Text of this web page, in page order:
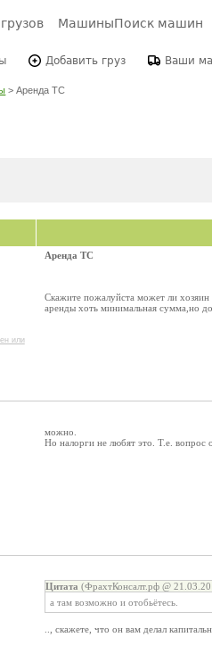
МашиныПоиск машин
Добавить груз Ваши
>Аренда ТС
или
Аренда ТС
Скажите пожалуйста может ли
аренды хоть минимальная сумма,но
можно.
Но налорги не любят это. Т.е. вопрос
Цитата (ФрахтКонсалт.рф @
а там возможно и отобьётесь.
.., скажете, что он вам делал